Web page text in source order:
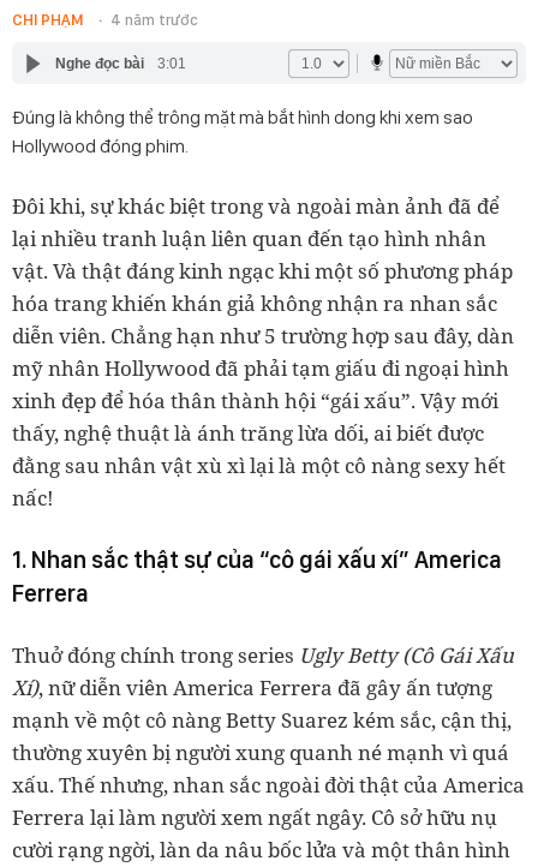
CHI PHẠM 4 năm trước
Nghe đọc bài 3:01
Đúng là không thể trông mặt mà bắt hình dong khi xem sao
Hollywood đóng phim.
Đôi khi, sự khác biệt trong và ngoài màn ảnh đã để
lại nhiều tranh luận liên quan đến tạo hình nhân
vật. Và thật đáng kinh ngạc khi một số phương pháp
hóa trang khiến khán giả không nhận ra nhan sắc
diễn viên. Chẳng hạn như 5 trường hợp sau đây, dàn
mỹ nhân Hollywood đã phải tạm giấu đi ngoại hình
xinh đẹp để hóa thân thành hội “gái xấu”. Vậy mới
thấy, nghệ thuật là ánh trăng lừa dối, ai biết được
đằng sau nhân vật xù xì lại là một cô nàng sexy hết
nấc!
1. Nhan sắc thật sự của “cô gái xấu xí” America
Ferrera
Thuở đóng chính trong series Ugly Betty (Cô Gái Xấu
Xí), nữ diễn viên America Ferrera đã gây ấn tượng
mạnh về một cô nàng Betty Suarez kém sắc, cận thị,
thường xuyên bị người xung quanh né mạnh vì quá
xấu. Thế nhưng, nhan sắc ngoài đời thật của America
Ferrera lại làm người xem ngất ngây. Cô sở hữu nụ
cười rạng ngời, làn da nâu bốc lửa và một thân hình